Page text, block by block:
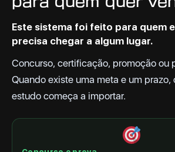
Este sistema foi feito para quem
precisa chegar a algum lugar.
Concurso, certificação, promoção ou
Quando existe uma meta e um
estudo começa a importar.